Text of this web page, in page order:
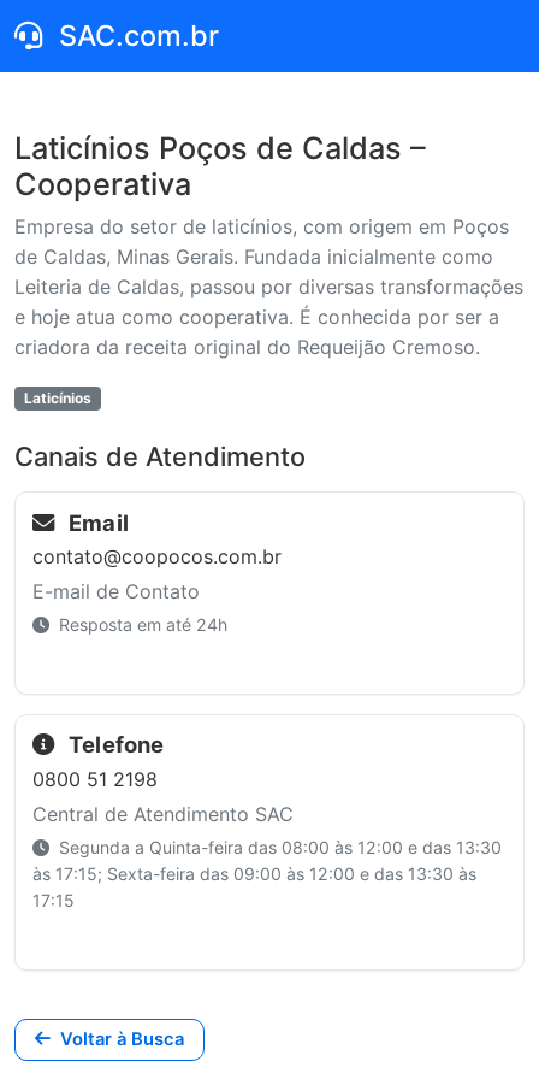
SAC.com.br
Laticínios Poços de Caldas –
Cooperativa
Empresa do setor de laticínios, com origem em Poços
de Caldas, Minas Gerais. Fundada inicialmente como
Leiteria de Caldas, passou por diversas transformações
e hoje atua como cooperativa. É conhecida por ser a
criadora da receita original do Requeijão Cremoso.
Laticínios
Canais de Atendimento
Email
contato@coopocos.com.br
E-mail de Contato
Resposta em até 24h
Telefone
0800 51 2198
Central de Atendimento SAC
Segunda a Quinta-feira das 08:00 às 12:00 e das 13:30
às 17:15; Sexta-feira das 09:00 às 12:00 e das 13:30 às
17:15
Voltar à Busca